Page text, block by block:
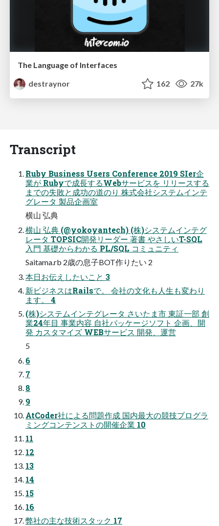
The Language of Interfaces
destraynor
162 27k
Transcript
Ruby Business Users Conference 2019 SIer企
業が Rubyで成⻑するWebサービスを リリースする
までの失敗と成功の道のり 株式会社システムインテ
グレータ 製品企画室
横⼭ 弘典
横⼭ 弘典 (@yokoyantech) (株)システムインテグ
レータ TOPSIC開発リーダー 著書 やさしいT-SQL
⼊⾨ 基礎からわかる PL/SQL コミュニティ
Saitama.rb 2歳の息⼦BOT作りたい 2
本⽇お伝えしたいこと 3
新ビジネスはRailsで。 会社の⽂化も⼈⽣も変わり
ます。 4
(株)システムインテグレータ さいたま市 東証⼀部 創
業24年⽬ 事業内容 ⾃社パッケージソフト 企画、開
発 カスタマイズ WEBサービス 開発、運営
5
6
7
8
9
AtCoder社による問題作成 国内最⼤の競技プログラ
ミングコンテンストの開催企業 10
11
12
13
14
15
16
弊社の主な技術スタック 17